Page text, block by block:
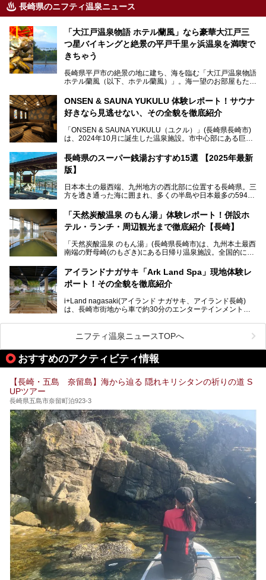
長崎県のニフティ温泉ニュース
「大江戸温泉物語 ホテル蘭風」なら豪華大江戸三
つ星バイキングと絶景の平戸千里ヶ浜温泉を満喫で
きちゃう
長崎県平戸市の絶景の地に建ち、海を臨む「大江戸温泉物語
ホテル蘭風（以下、ホテル蘭風）」。海一望のお部屋もたく
三つ星バイキング」がスタート！早速現地で体験してきまし
た。
ークなどおススメのポイントがたっぷりです！周辺観光情報
も含めてご紹介します。
───
提供元：大江戸温泉物語ホテルズ＆リゾーツ株式会社【P
R】
ONSEN & SAUNA YUKULU 体験レポート！サウナ
好きなら見逃せない、その全貌を徹底紹介
「ONSEN & SAUNA YUKULU（ユクル）」(長崎県長崎市)
は、2024年10月に誕生した温泉施設。市中心部にある巨大
当初から多くのサウナ―やスパ好きに注目されています。
そこで今回は、ニフティ温泉ライターである筆者が現地体
験。天然温泉・サウナ・水風呂・別途有料のプレミアムサウ
介します！
長崎県のスーパー銭湯おすすめ15選 【2025年最新
版】
日本本土の最西端、九州地方の西北部に位置する長崎県。三
方を透き通った海に囲まれ、多くの半島や日本最多の594も
しい景観の宝庫です。
長崎県にあるスーパー銭湯にも、長崎ならではの景観を存分
に楽しめる施設がいくつも見られます。眺望自慢が多い長崎
ましょう。
「天然炭酸温泉 のもん湯」体験レポート！併設ホ
テル・ランチ・周辺観光まで徹底紹介【長崎】
「天然炭酸温泉 のもん湯」(長崎県長崎市)は、九州本土最西
南端の野母崎(のもざき)にある日帰り温泉施設。全国的にも
多くの温泉ファンに親しまれています。
今回は、地元九州在住のニフティ温泉ライターである筆者が
大浴場をはじめ、併設のホテル「Nomon長崎」・食事(ラン
チ)・おすすめの周辺観光まで、それらの全貌を徹底紹介し
───
この記事は天然炭酸温泉 のもん湯のPRレポート記事です。
アイランドナガサキ「Ark Land Spa」現地体験レ
ポート！その全貌を徹底紹介
i+Land nagasaki(アイランド ナガサキ、アイランド長崎)
は、長崎市街地から車で約30分のエンターテインメントリ
んのこと多彩なアクティビティが楽しめ、到底一日では遊び
尽くせない程！ 中でも注目すべきは、日帰り可能な3つのス
パ施設です。
験し、3つのスパ施設に焦点を当て、その全貌を徹底紹介。
「Ark Land Spa」をご紹介します。
ニフティ温泉ニュースTOPへ
おすすめのアクティビティ情報
【長崎・五島 奈留島】海から辿る 隠れキリシタンの祈りの道 S
UPツアー
長崎県五島市奈留町泊923-3